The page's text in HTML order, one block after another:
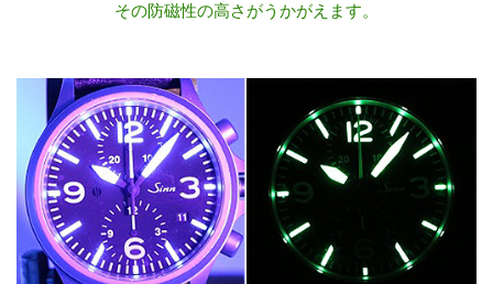
その防磁性の高さがうかがえます。